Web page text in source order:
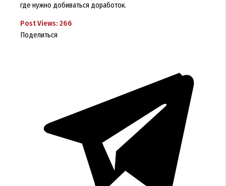
где нужно добиваться доработок.
Post Views: 266
Поделиться